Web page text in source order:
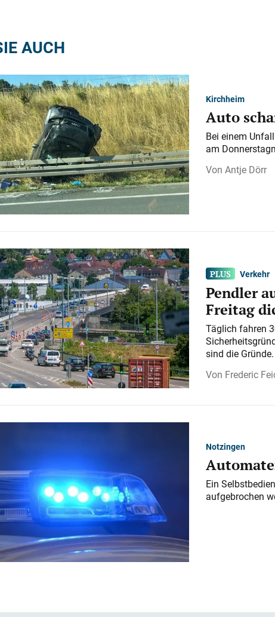
AUCH
Kirchheim
Auto
Bei einem
am
Antje Dörr
Verkehr
Pendler
Freitag
Täglich fahren
sind die Gründe.
Frederic
Notzingen
Ein
aufgebrochen